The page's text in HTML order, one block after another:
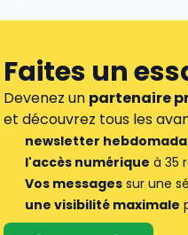
Faites un
Devenez un partenaire
et découvrez tous les
newsletter
l'accès numérique à 35
Vos messages sur une
une visibilité maximale